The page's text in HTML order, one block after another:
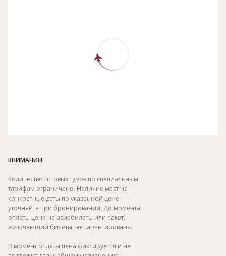
ВНИМАНИЕ!
Количество готовых туров по специальным
тарифам ограничено. Наличие мест на
конкретные даты по указанной цене
уточняйте при бронировании. До момента
оплаты цена на авиабилеты или пакет,
включающий билеты, не гарантирована.
В момент оплаты цена фиксируется и не